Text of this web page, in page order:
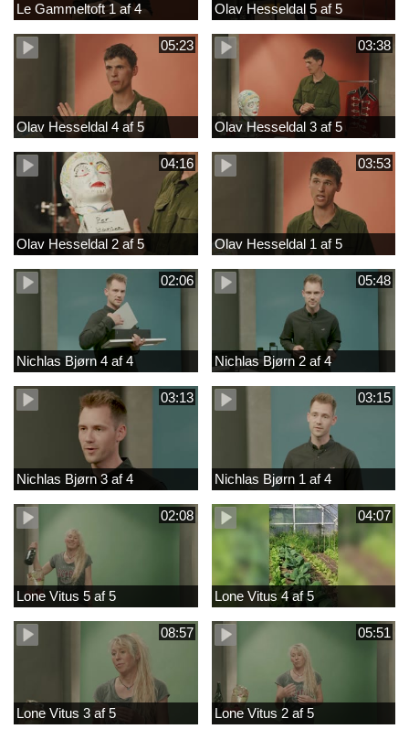
Le Gammeltoft 1 af 4 Olav Hesseldal 5 af 5
05:23
Olav Hesseldal 4 af 5
03:38
Olav Hesseldal 3 af 5
04:16
Olav Hesseldal 2 af 5
03:53
Olav Hesseldal 1 af 5
02:06
Nichlas Bjørn 4 af 4
05:48
Nichlas Bjørn 2 af 4
03:13
Nichlas Bjørn 3 af 4
03:15
Nichlas Bjørn 1 af 4
02:08
Lone Vitus 5 af 5
04:07
Lone Vitus 4 af 5
08:57
Lone Vitus 3 af 5
05:51
Lone Vitus 2 af 5